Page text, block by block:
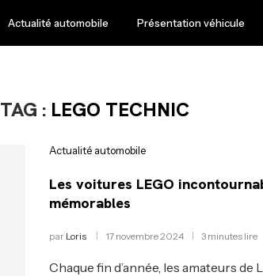
Actualité automobile Présentation véhicule
TAG : LEGO TECHNIC
Actualité automobile
Les voitures LEGO
mémorables
par Loris 17 novembre 2024 3 minutes lire
Chaque fin d’année, les amateurs de